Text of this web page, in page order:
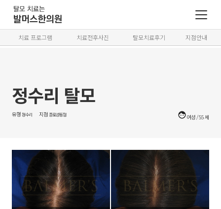
치료 프로그램 치료전후사진 탈모치료후기 지점안내
정수리 탈모
유형정수리 지점 종로성동점 여성/55세